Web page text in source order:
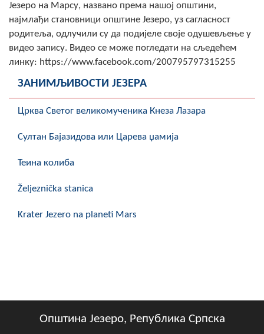
ИНФО
Вијести
Активности
Јавни позиви
Обавјештења
Заштита од пожара
COVID 19
Геоистраживања
ФИНАНСИЈЕ
Спорт
Језеро на Марсу, названо према нашој општини,
најмлађи становници општине Језеро, уз сагласност
родитеља, одлучили су да подијеле своје одушевљење у
видео запису. Видео се може погледати на сљедећем
линку: https://www.facebook.com/200795797315255
ЗАНИМЉИВОСТИ ЈЕЗЕРА
Црква Светог великомученика Кнеза Лазара
Султан Бајазидова или Царева џамија
Теина колиба
Željeznička stanica
Krater Jezero na planeti Mars
Општина Језеро, Република Српска